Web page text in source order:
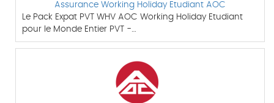
Assurance Working Holiday Etudiant AOC
Le Pack Expat PVT WHV AOC Working Holiday Etudiant
pour le Monde Entier PVT -…